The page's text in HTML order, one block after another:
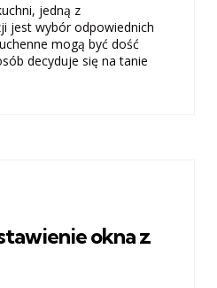
jedną z
jest wybór odpowiednich
mogą być dość
decyduje się na tanie
okna z